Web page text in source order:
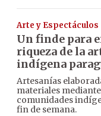
Arte y Espectáculos
Un finde para
riqueza de la
indígena
Artesanías
materiales
comunidades
fin de semana.